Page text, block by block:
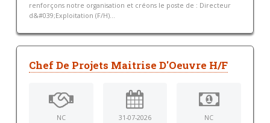
renforçons notre organisation et créons le poste de : Directeur
d&#039;Exploitation (F/H)...
Chef De Projets Maitrise D'Oeuvre H/F
NC 31-07-2026 NC